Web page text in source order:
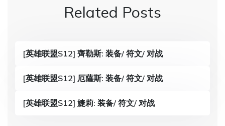
Related Posts
[英雄联盟S12] 齊勒斯: 装备/ 符文/ 对战
[英雄联盟S12] 厄薩斯: 装备/ 符文/ 对战
[英雄联盟S12] 婕莉: 装备/ 符文/ 对战